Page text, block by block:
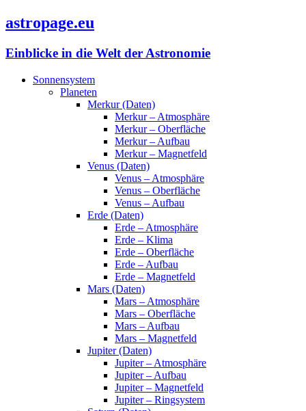
astropage.eu
Einblicke in die Welt der Astronomie
Sonnensystem
Planeten
Merkur (Daten)
Merkur – Atmosphäre
Merkur – Oberfläche
Merkur – Aufbau
Merkur – Magnetfeld
Venus (Daten)
Venus – Atmosphäre
Venus – Oberfläche
Venus – Aufbau
Erde (Daten)
Erde – Atmosphäre
Erde – Klima
Erde – Oberfläche
Erde – Aufbau
Erde – Magnetfeld
Mars (Daten)
Mars – Atmosphäre
Mars – Oberfläche
Mars – Aufbau
Mars – Magnetfeld
Jupiter (Daten)
Jupiter – Atmosphäre
Jupiter – Aufbau
Jupiter – Magnetfeld
Jupiter – Ringsystem